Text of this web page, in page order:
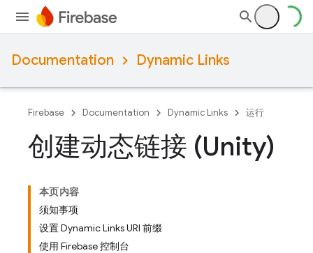
Documentation Dynamic Links
Firebase Documentation Dynamic Links 运行
创建动态链接 (Unity)
本页内容
须知事项
设置 Dynamic Links URI 前缀
使用 Firebase 控制台